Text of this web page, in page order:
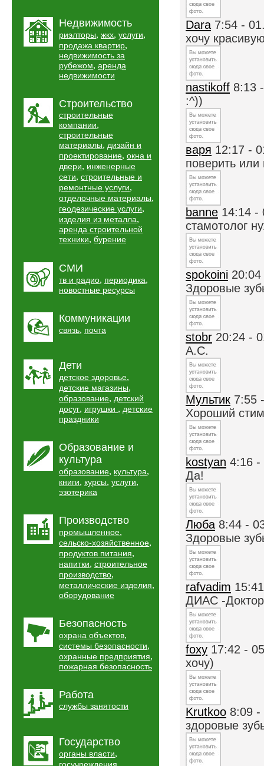
Недвижимость
риэлторы, жкх, услуги,
продажа квартир,
недвижимость за
рубежом, аренда
недвижимости
Строительство
строительные
компании,
строительные
материалы, дизайн и
проектирование, окна и
двери, инженерные
сети, строительные и
ремонтные услуги,
отделочные материалы,
геодезические услуги,
изделия из металла,
аренда строительной
техники, бурение
СМИ
тв и радио, периодика,
новостные ресурсы
Коммуникации
связь, почта
Дети
детское здоровье,
детские магазины,
образование, детский
досуг, игрушки , детские
праздники
Образование и
культура
образование, культура,
книги, курсы, услуги,
эзотерика
Производство
промышленное,
сельско-хозяйственное,
продуктов питания,
напитки, строительное
производство,
металлические изделия,
оборудование
Безопасность
охрана объектов,
системы безопасности,
охранные предприятия,
пожарная безопасность
Работа
службы занятости
Государство
органы власти,
Dara 7:54 -
хочу
nastikoff 8:13
:^))
варя 12:17 -
поверить или
banne 14:14 -
стамотолог
spokoini
Здоровые
stobr 20:24 -
А.С.
Мультик 7:55
Хороший
kostyan 4:16 -
Да!
Люба 8:44 -
Здоровые
rafvadim
ДИАС -Доктор
foxy 17:42 -
хочу)
Krutkoo 8:09 -
здоровые